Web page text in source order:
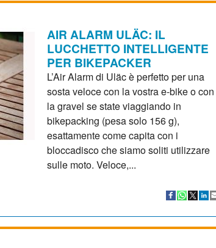
AIR ALARM ULÄC: IL
LUCCHETTO INTELLIGENTE
PER BIKEPACKER
L’Air Alarm di Uläc è perfetto per una
sosta veloce con la vostra e-bike o con
la gravel se state viaggiando in
bikepacking (pesa solo 156 g),
esattamente come capita con i
bloccadisco che siamo soliti utilizzare
sulle moto. Veloce,...